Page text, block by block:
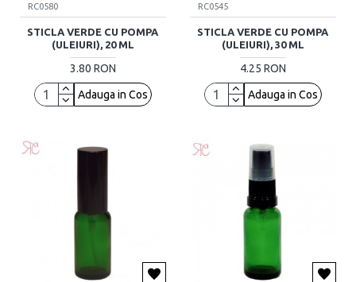
RC0580
STICLA VERDE CU POMPA
(ULEIURI), 20 ML
3.80 RON
Adauga in Cos
RC0545
STICLA VERDE CU POMPA
(ULEIURI), 30 ML
4.25 RON
Adauga in Cos